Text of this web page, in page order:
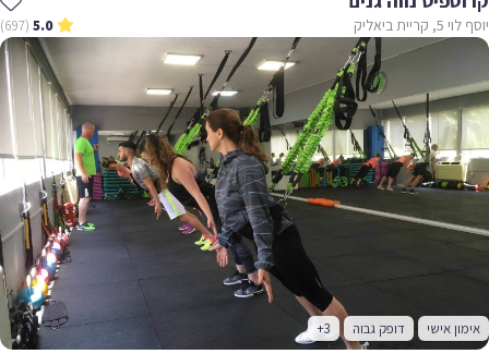
יוסף לוי 5, קריית ביאליק 5.0
(697)
אימון אישי דופק גבוה +3